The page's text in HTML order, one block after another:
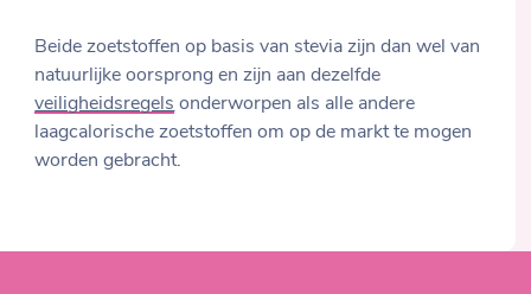
Beide zoetstoffen op basis van stevia zijn dan wel van
natuurlijke oorsprong en zijn aan dezelfde
veiligheidsregels onderworpen als alle andere
laagcalorische zoetstoffen om op de markt te mogen
worden gebracht.